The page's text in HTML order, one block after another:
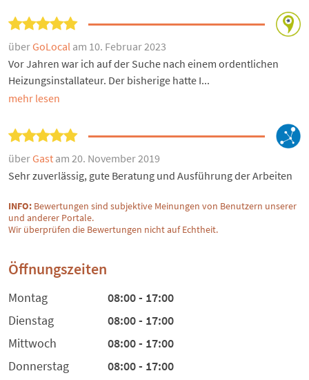
überGoLocal am 10. Februar 2023
Vor Jahren war ich auf der Suche nach einem ordentlichen
Heizungsinstallateur. Der bisherige hatte I...
mehr lesen
überGast am 20. November 2019
Sehr zuverlässig, gute Beratung und Ausführung der Arbeiten
INFO: Bewertungen sind subjektive Meinungen von Benutzern unserer
und anderer Portale.
Wir überprüfen die Bewertungen nicht auf Echtheit.
Öffnungszeiten
Montag
08:00 - 17:00
Dienstag
08:00 - 17:00
Mittwoch
08:00 - 17:00
Donnerstag
08:00 - 17:00